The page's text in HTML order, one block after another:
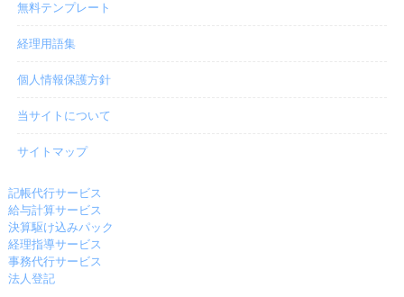
無料テンプレート
経理用語集
個人情報保護方針
当サイトについて
サイトマップ
記帳代行サービス
給与計算サービス
決算駆け込みパック
経理指導サービス
事務代行サービス
法人登記